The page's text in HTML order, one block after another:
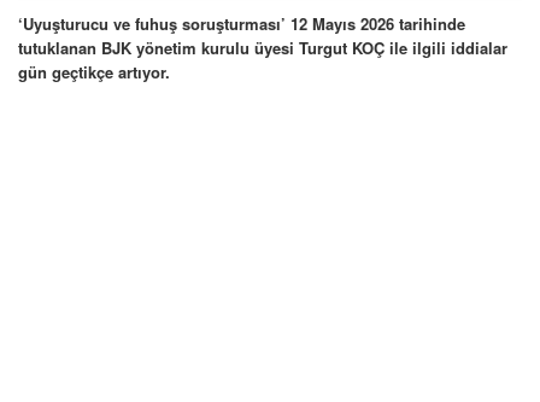
‘Uyuşturucu ve fuhuş soruşturması’ 12 Mayıs 2026 tarihinde
tutuklanan BJK yönetim kurulu üyesi Turgut KOÇ ile ilgili iddialar
gün geçtikçe artıyor.